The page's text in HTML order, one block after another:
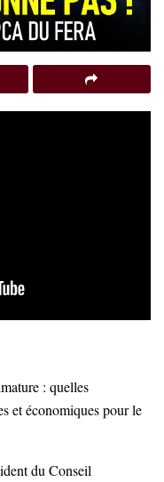
: quelles
et économiques pour le
du Conseil